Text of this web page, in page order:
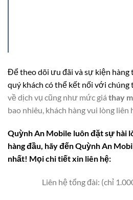
Để theo dõi ưu đãi và sự kiện hàng
quý khách có thể kết nối với chúng
về dịch vụ cũng như mức giá thay
bao nhiêu, khách hàng vui lòng
Quỳnh An Mobile luôn đặt sự hài
hàng đầu, hãy đến Quỳnh An
nhất! Mọi chi tiết xin liên hệ:
Liên hệ tổng đài: (chỉ